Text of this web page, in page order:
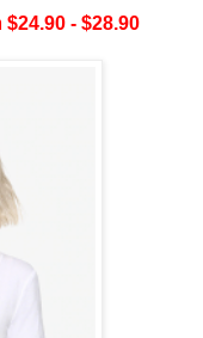
$24.90 - $28.90